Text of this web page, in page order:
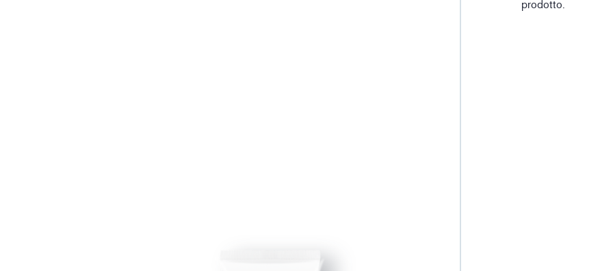
prodotto.